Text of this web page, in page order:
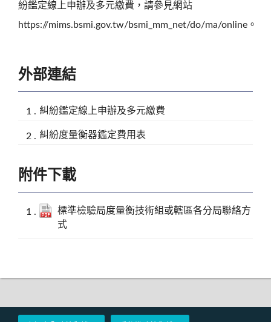
紛鑑定線上申辦及多元繳費，請參見網站
https://mims.bsmi.gov.tw/bsmi_mm_net/do/ma/online。
外部連結
糾紛鑑定線上申辦及多元繳費
糾紛度量衡器鑑定費用表
附件下載
標準檢驗局度量衡技術組或轄區各分局聯絡方
式